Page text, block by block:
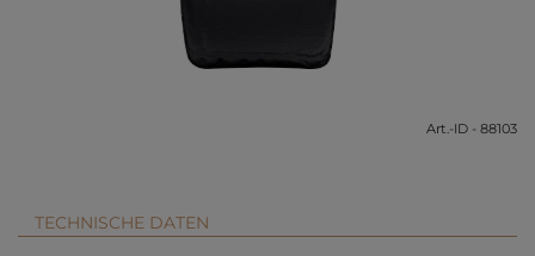
Art.-ID - 88103
TECHNISCHE DATEN